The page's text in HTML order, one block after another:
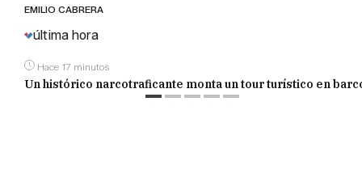
EMILIO CABRERA
última hora
Hace 17 minutos
Un histórico narcotraficante monta un tour turístico en